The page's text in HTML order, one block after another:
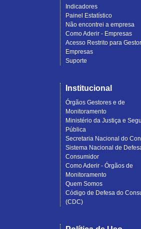
Indicadores
Painel Estatístico
Não encontrei a empresa
Como Aderir - Empresas
Acesso Restrito para
Empresas
Suporte
Institucional
Órgãos Gestores e de
Monitoramento
Ministério da Justiça e
Pública
Secretaria Nacional do
Sistema Nacional de
Consumidor
Como Aderir - Órgãos de
Monitoramento
Quem Somos
Código de Defesa do
(CDC)